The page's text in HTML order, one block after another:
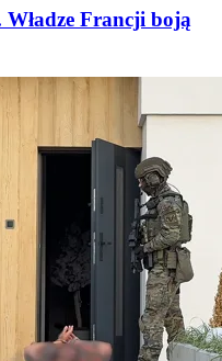
Francji boją